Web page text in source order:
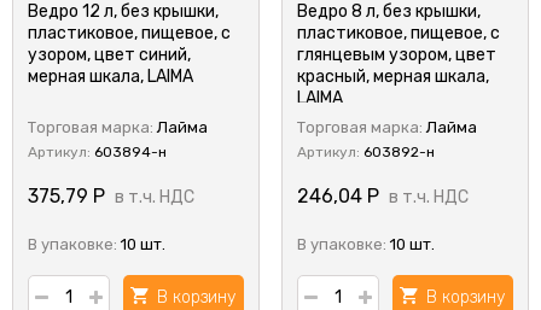
Ведро 12 л, без крышки,
пластиковое, пищевое, с
узором, цвет синий,
мерная шкала, LAIMA
Торговая марка: Лайма
Артикул: 603894-н
375,79 Р в т.ч. НДС
В упаковке: 10 шт.
В корзину
Ведро 8 л, без крышки,
пластиковое, пищевое, с
глянцевым узором, цвет
красный, мерная шкала,
LAIMA
Торговая марка: Лайма
Артикул: 603892-н
246,04 Р в т.ч. НДС
В упаковке: 10 шт.
В корзину